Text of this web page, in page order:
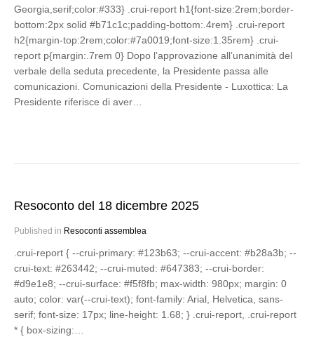
Georgia,serif;color:#333} .crui-report h1{font-size:2rem;border-
bottom:2px solid #b71c1c;padding-bottom:.4rem} .crui-report
h2{margin-top:2rem;color:#7a0019;font-size:1.35rem} .crui-
report p{margin:.7rem 0} Dopo l’approvazione all’unanimità del
verbale della seduta precedente, la Presidente passa alle
comunicazioni. Comunicazioni della Presidente - Luxottica: La
Presidente riferisce di aver…
Resoconto del 18 dicembre 2025
Published in Resoconti assemblea
.crui-report { --crui-primary: #123b63; --crui-accent: #b28a3b; --
crui-text: #263442; --crui-muted: #647383; --crui-border:
#d9e1e8; --crui-surface: #f5f8fb; max-width: 980px; margin: 0
auto; color: var(--crui-text); font-family: Arial, Helvetica, sans-
serif; font-size: 17px; line-height: 1.68; } .crui-report, .crui-report
* { box-sizing:…